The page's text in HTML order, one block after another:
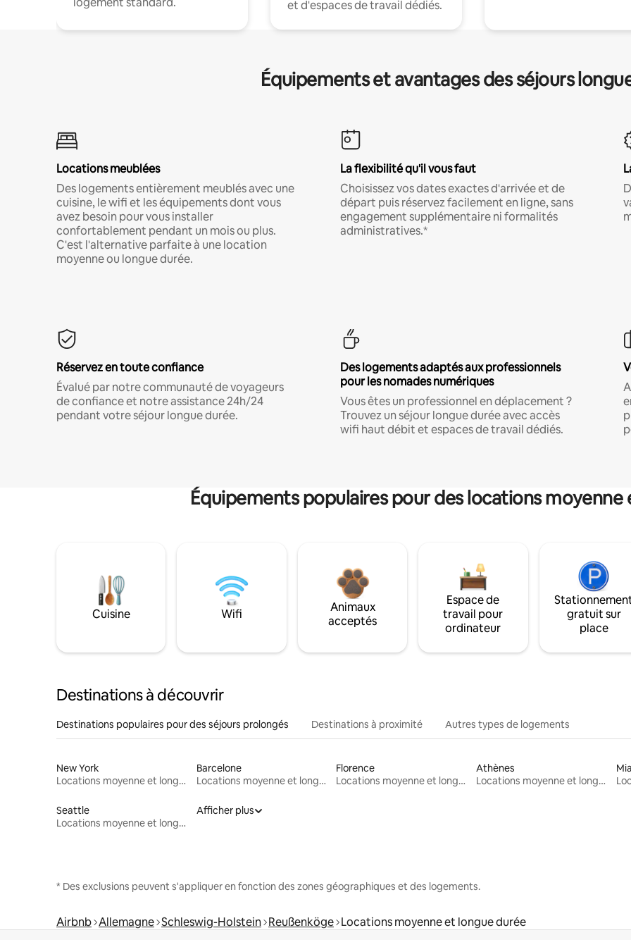
et d'espaces de travail dédiés.
Équipements et avantages des séjours
Locations meublées
Des logements entièrement meublés avec une
cuisine, le wifi et les équipements dont vous
avez besoin pour vous installer
confortablement pendant un mois ou plus.
C'est l'alternative parfaite à une location
moyenne ou longue durée.
La flexibilité qu'il vous faut
Choisissez vos dates exactes d'arrivée et de
départ puis réservez facilement en ligne, sans
engagement supplémentaire ni formalités
administratives.*
Réservez en toute confiance
Évalué par notre communauté de voyageurs
de confiance et notre assistance 24h/24
pendant votre séjour longue durée.
Des logements adaptés aux professionnels
pour les nomades numériques
Vous êtes un professionnel en déplacement ?
Trouvez un séjour longue durée avec accès
wifi haut débit et espaces de travail dédiés.
Équipements populaires pour des locations
Cuisine Wifi
Animaux
acceptés
Espace de
travail pour
ordinateur
gratuit sur
place
Destinations à découvrir
Destinations populaires pour des séjours prolongés Destinations à proximité Autres types de logements
New York
Locations moyenne et longue durée
Barcelone
Locations moyenne et longue durée
Florence
Locations moyenne et longue durée
Athènes
Locations moyenne et longue durée
Seattle
Locations moyenne et longue durée
Afficher plus
* Des exclusions peuvent s'appliquer en fonction des zones géographiques et des logements.
Airbnb Allemagne Schleswig-Holstein Reußenköge Locations moyenne et longue durée